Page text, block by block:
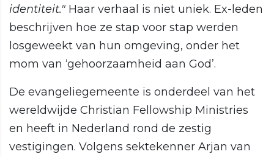
identiteit." Haar verhaal is niet uniek. Ex-leden
beschrijven hoe ze stap voor stap werden
losgeweekt van hun omgeving, onder het
mom van ‘gehoorzaamheid aan God’.
De evangeliegemeente is onderdeel van het
wereldwijde Christian Fellowship Ministries
en heeft in Nederland rond de zestig
vestigingen. Volgens sektekenner Arjan van